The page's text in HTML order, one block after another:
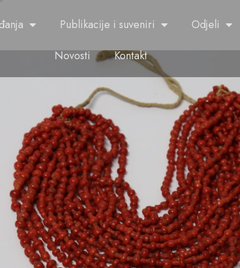
Publikacije i suveniri Odjeli
Novosti
Kontakt